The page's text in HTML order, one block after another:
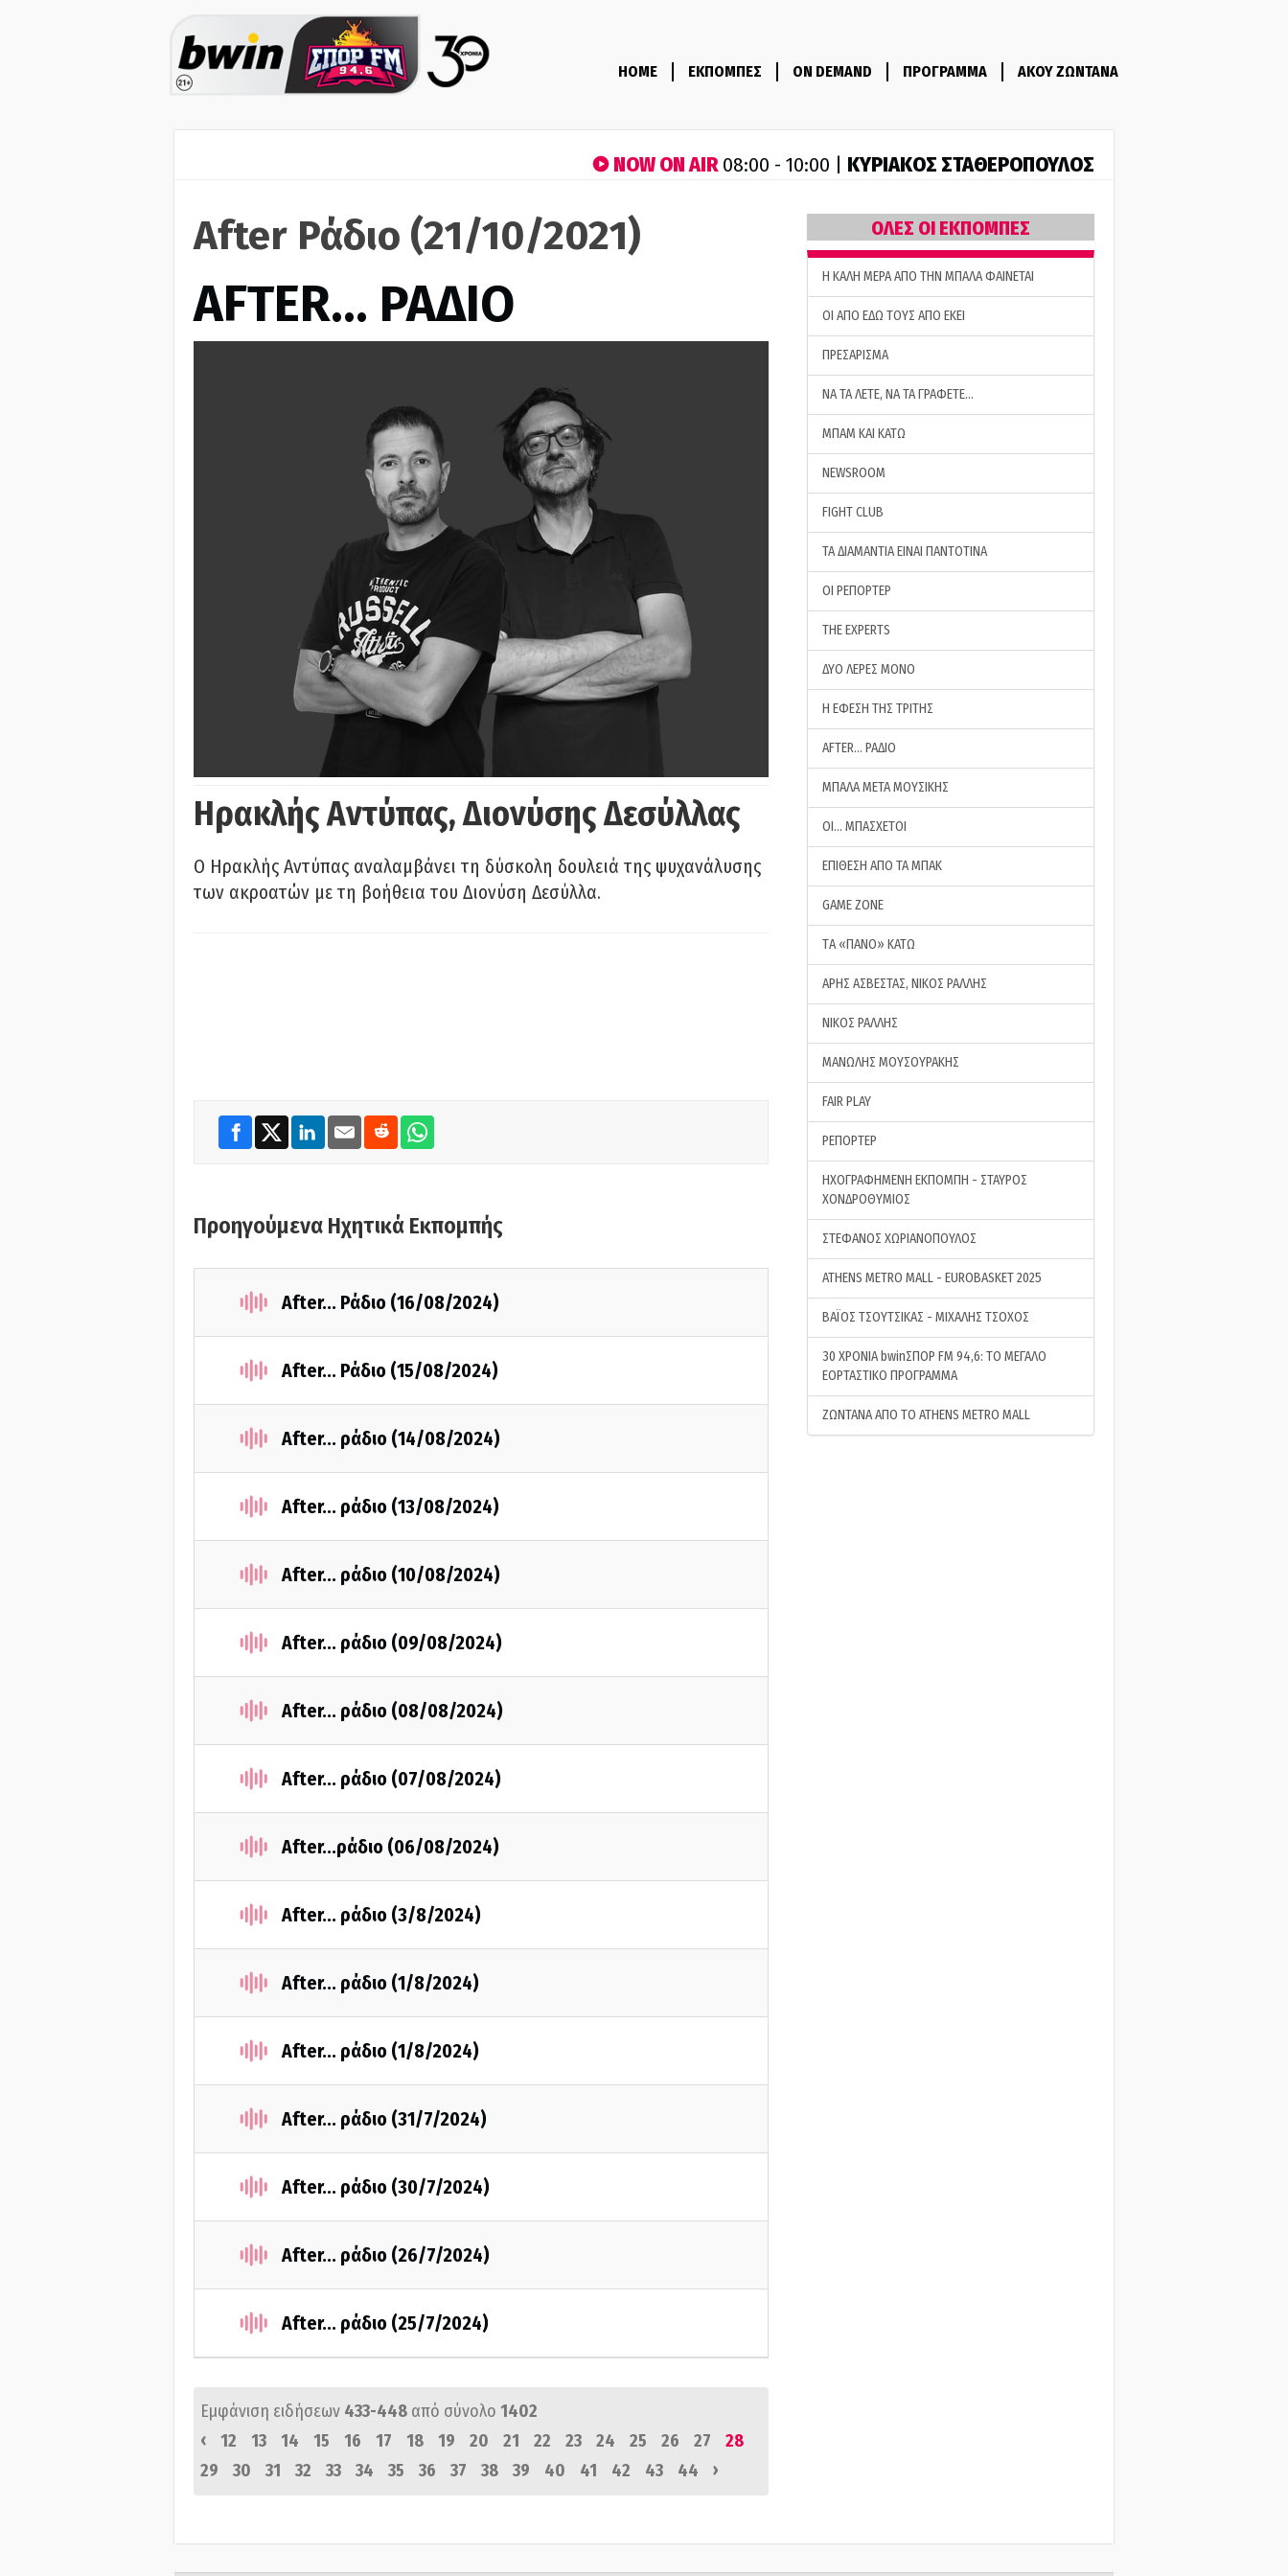
HOME ΕΚΠΟΜΠΕΣ ON DEMAND ΠΡΟΓΡΑΜΜΑ ΑΚΟΥ ΖΩΝΤΑΝΑ
NOW ON AIR08:00 - 10:00 | ΚΥΡΙΑΚΟΣ ΣΤΑΘΕΡΟΠΟΥΛΟΣ
After Ράδιο (21/10/2021)
AFTER… ΡΑΔΙΟ
Ηρακλής Αντύπας, Διονύσης Δεσύλλας
Ο Ηρακλής Αντύπας αναλαμβάνει τη δύσκολη δουλειά της ψυχανάλυσης
των ακροατών με τη βοήθεια του Διονύση Δεσύλλα.
Προηγούμενα Ηχητικά Εκπομπής
After... Ράδιο (16/08/2024)
After... Ράδιο (15/08/2024)
After... ράδιο (14/08/2024)
After... ράδιο (13/08/2024)
After... ράδιο (10/08/2024)
After... ράδιο (09/08/2024)
After... ράδιο (08/08/2024)
After... ράδιο (07/08/2024)
After...ράδιο (06/08/2024)
After... ράδιο (3/8/2024)
After... ράδιο (1/8/2024)
After... ράδιο (1/8/2024)
After... ράδιο (31/7/2024)
After... ράδιο (30/7/2024)
After... ράδιο (26/7/2024)
After... ράδιο (25/7/2024)
Εμφάνιση ειδήσεων 433-448 από σύνολο 1402
‹
12 13 14 15 16 17 18 19 20 21 22 23 24 25 26 27
28
29
30 31 32 33 34 35 36 37 38 39 40 41 42 43 44 ›
ΟΛΕΣ ΟΙ ΕΚΠΟΜΠΕΣ
H ΚΑΛΗ ΜΕΡΑ ΑΠΟ ΤΗΝ ΜΠΑΛΑ ΦΑΙΝΕΤΑΙ
ΟΙ ΑΠΟ ΕΔΩ ΤΟΥΣ ΑΠΟ ΕΚΕΙ
ΠΡΕΣΑΡΙΣΜΑ
ΝΑ ΤΑ ΛΕΤΕ, ΝΑ ΤΑ ΓΡΑΦΕΤΕ…
ΜΠΑΜ ΚΑΙ ΚΑΤΩ
NEWSROOM
FIGHT CLUB
ΤΑ ΔΙΑΜΑΝΤΙΑ ΕΙΝΑΙ ΠΑΝΤΟΤΙΝΑ
ΟΙ ΡΕΠΟΡΤΕΡ
THE EXPERTS
ΔΥΟ ΛΕΡΕΣ ΜΟΝΟ
Η ΕΦΕΣΗ ΤΗΣ ΤΡΙΤΗΣ
AFTER… ΡΑΔΙΟ
ΜΠΑΛΑ ΜΕΤΑ ΜΟΥΣΙΚΗΣ
ΟΙ… ΜΠΑΣΧΕΤΟΙ
ΕΠΙΘΕΣΗ ΑΠΟ ΤΑ ΜΠΑΚ
GAME ZONE
ΤA «ΠΑΝΟ» ΚΑΤΩ
ΑΡΗΣ ΑΣΒΕΣΤΑΣ, ΝΙΚΟΣ ΡΑΛΛΗΣ
ΝΙΚΟΣ ΡΑΛΛΗΣ
ΜΑΝΩΛΗΣ ΜΟΥΣΟΥΡΑΚΗΣ
FAIR PLAY
ΡΕΠΟΡΤΕΡ
ΗΧΟΓΡΑΦΗΜΕΝΗ ΕΚΠΟΜΠΗ - ΣΤΑΥΡΟΣ
ΧΟΝΔΡΟΘΥΜΙΟΣ
ΣΤΕΦΑΝΟΣ ΧΩΡΙΑΝΟΠΟΥΛΟΣ
ATHENS METRO MALL - EUROBASKET 2025
ΒΑΪΟΣ ΤΣΟΥΤΣΙΚΑΣ - ΜΙΧΑΛΗΣ ΤΣΟΧΟΣ
30 ΧΡΟΝΙΑ bwinΣΠΟΡ FM 94,6: ΤΟ ΜΕΓΑΛΟ
ΕΟΡΤΑΣΤΙΚΟ ΠΡΟΓΡΑΜΜΑ
ΖΩΝΤΑΝΑ ΑΠΟ ΤΟ ATHENS METRO MALL